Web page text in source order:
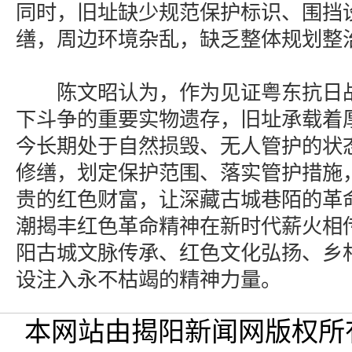
同时，旧址缺少规范保护标识、围
缮，周边环境杂乱，缺乏整体规划整
陈文昭认为，作为见证粤东抗日
下斗争的重要实物遗存，旧址承载着
今长期处于自然损毁、无人管护的状
修缮，划定保护范围、落实管护措施
贵的红色财富，让深藏古城巷陌的革
潮揭丰红色革命精神在新时代薪火相
阳古城文脉传承、红色文化弘扬、
设注入永不枯竭的精神力量。
本网站由揭阳新闻网版权